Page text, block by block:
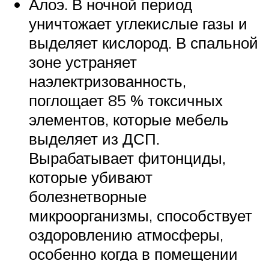
Алоэ. В ночной период
уничтожает углекислые газы и
выделяет кислород. В спальной
зоне устраняет
наэлектризованность,
поглощает 85 % токсичных
элементов, которые мебель
выделяет из ДСП.
Вырабатывает фитонциды,
которые убивают
болезнетворные
микроорганизмы, способствует
оздоровлению атмосферы,
особенно когда в помещении